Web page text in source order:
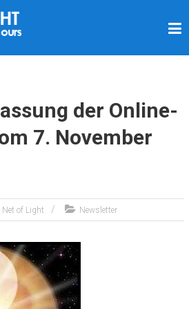
der Online-
7. November
Net of Light Newsletter